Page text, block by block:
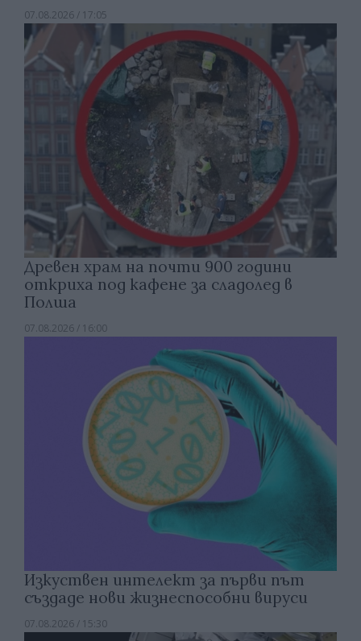
07.08.2026 / 17:05
Древен храм на почти 900 години
откриха под кафене за сладолед в
Полша
07.08.2026 / 16:00
Изкуствен интелект за първи път
създаде нови жизнеспособни вируси
07.08.2026 / 15:30